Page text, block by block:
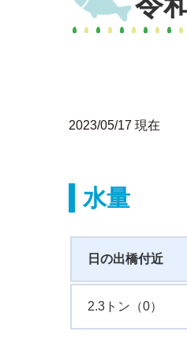
2023/05/17 現在
水量
日の出橋付近
2.3トン（0）